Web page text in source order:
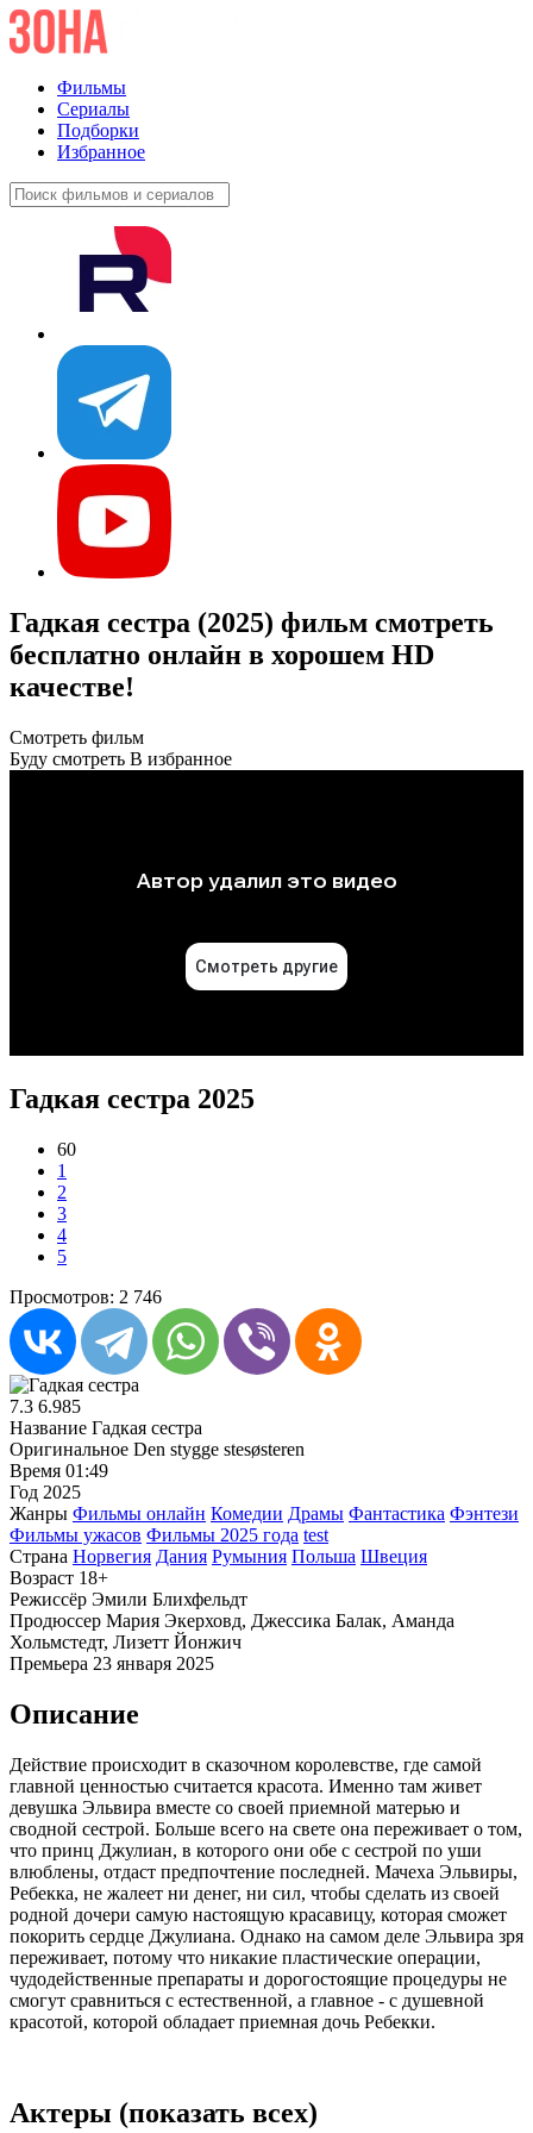
Фильмы
Сериалы
Подборки
Избранное
Гадкая сестра (2025) фильм смотреть
бесплатно онлайн в хорошем HD
качестве!
Смотреть фильм
Буду смотреть В избранное
Гадкая сестра 2025
60
1
2
3
4
5
Просмотров: 2 746
7.3 6.985
Название Гадкая сестра
Оригинальное Den stygge stesøsteren
Время 01:49
Год 2025
Жанры Фильмы онлайн Комедии Драмы Фантастика Фэнтези
Фильмы ужасов Фильмы 2025 года test
Страна Норвегия Дания Румыния Польша Швеция
Возраст 18+
Режиссёр Эмили Блихфельдт
Продюссер Мария Экерховд, Джессика Балак, Аманда
Хольмстедт, Лизетт Йонжич
Премьера 23 января 2025
Описание
Действие происходит в сказочном королевстве, где самой
главной ценностью считается красота. Именно там живет
девушка Эльвира вместе со своей приемной матерью и
сводной сестрой. Больше всего на свете она переживает о том,
что принц Джулиан, в которого они обе с сестрой по уши
влюблены, отдаст предпочтение последней. Мачеха Эльвиры,
Ребекка, не жалеет ни денег, ни сил, чтобы сделать из своей
родной дочери самую настоящую красавицу, которая сможет
покорить сердце Джулиана. Однако на самом деле Эльвира зря
переживает, потому что никакие пластические операции,
чудодейственные препараты и дорогостоящие процедуры не
смогут сравниться с естественной, а главное - с душевной
красотой, которой обладает приемная дочь Ребекки.
Актеры (показать всех)